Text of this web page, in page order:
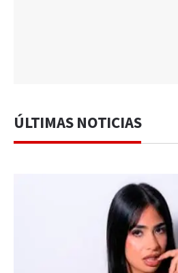
ÚLTIMAS NOTICIAS